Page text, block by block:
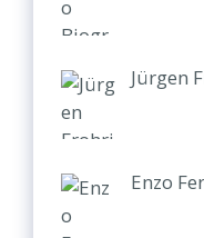
Jürgen
Enzo